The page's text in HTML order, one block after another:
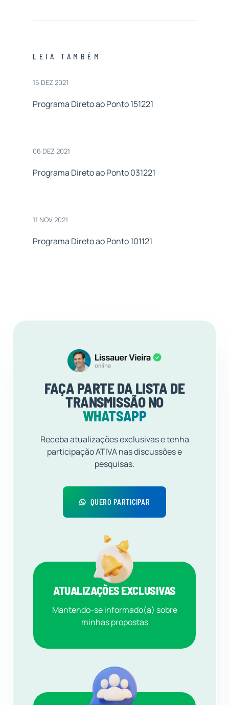
LEIA TAMBÉM
15 DEZ 2021
Programa Direto ao Ponto 151221
06 DEZ 2021
Programa Direto ao Ponto 031221
11 NOV 2021
Programa Direto ao Ponto 101121
FAÇA PARTE DA LISTA DE
TRANSMISSÃO NO
WHATSAPP
Receba atualizações exclusivas e tenha
participação ATIVA nas discussões e
pesquisas.
QUERO PARTICIPAR
ATUALIZAÇÕES EXCLUSIVAS
Mantendo-se informado(a) sobre
minhas propostas